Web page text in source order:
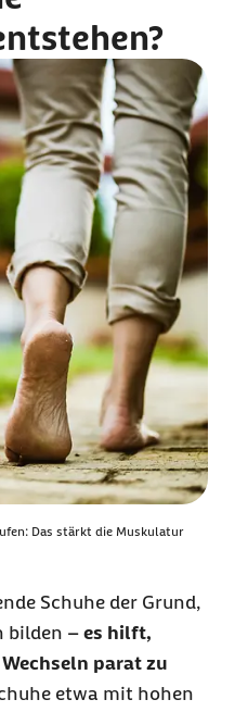
Das stärkt die Muskulatur
Schuhe der Grund,
bilden – es hilft,
parat zu
etwa mit hohen